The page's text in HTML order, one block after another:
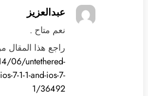
عبدالعزيز
نعم متاح .
راجع هذا المقال
06/untethered-
7-1-1-and-ios-7-
1/36492